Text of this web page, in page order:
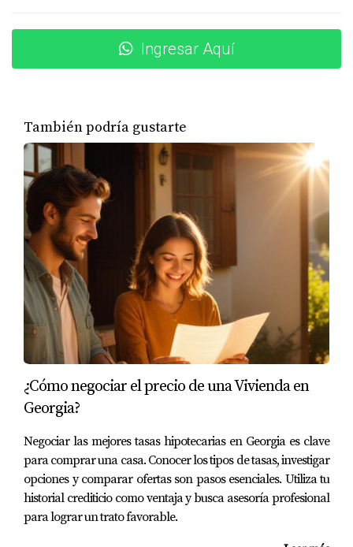
3. Lawrenceville
Lawrenceville es otra joya del condado de Gwinnett que
y naturaleza, esta ciudad ofrece una calidad de vida
excepcional. La familia García encontró su hogar ideal
aquí gracias a las numerosas actividades al aire libre y la
comunidad amigable que promueve la inclusión cultural.
La experiencia positiva que han tenido les ha permitido
conectarse con otros latinos y formar amistades
duraderas.
4. Suwanee
Suwanee es conocida por sus hermosos parques y su
enfoque en la vida familiar, lo que la convierte en un
destino popular para las familias latinas que buscan
estabilidad y seguridad. La familia Ramírez eligió
Suwanee por su ambiente tranquilo y las excelentes
disfrutado de participar en eventos comunitarios que
celebran la diversidad cultural, lo que les ha permitido
integrarse rápidamente.
5. Duluth
Ingresar Aquí
También podría gustarte
¿Cómo negociar el precio de una Vivienda en
Georgia?
Negociar las mejores tasas hipotecarias en Georgia es clave
para comprar una casa. Conocer los tipos de tasas, investigar
opciones y comparar ofertas son pasos esenciales. Utiliza tu
historial crediticio como ventaja y busca asesoría profesional
para lograr un trato favorable.